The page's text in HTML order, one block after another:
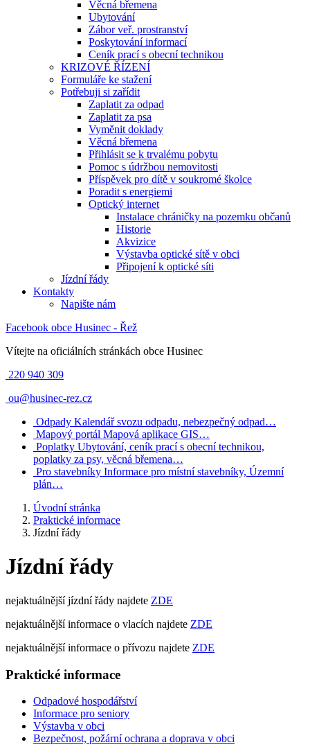
Věcná břemena
Ubytování
Zábor veř. prostranství
Poskytování informací
Ceník prací s obecní technikou
KRIZOVÉ ŘÍZENÍ
Formuláře ke stažení
Potřebuji si zařídit
Zaplatit za odpad
Zaplatit za psa
Vyměnit doklady
Věcná břemena
Přihlásit se k trvalému pobytu
Pomoc s údržbou nemovitosti
Příspěvek pro dítě v soukromé školce
Poradit s energiemi
Optický internet
Instalace chráničky na pozemku občanů
Historie
Akvizice
Výstavba optické sítě v obci
Připojení k optické síti
Jízdní řády
Kontakty
Napište nám
Facebook obce Husinec - Řež
Vítejte na oficiálních stránkách obce Husinec
220 940 309
ou@husinec-rez.cz
Odpady Kalendář svozu odpadu, nebezpečný odpad…
Mapový portál Mapová aplikace GIS…
Poplatky Ubytování, ceník prací s obecní technikou,
poplatky za psy, věcná břemena…
Pro stavebníky Informace pro místní stavebníky, Územní
plán…
Úvodní stránka
Praktické informace
Jízdní řády
Jízdní řády
nejaktuálnější jízdní řády najdete ZDE
nejaktuálnější informace o vlacích najdete ZDE
nejaktuálnější informace o přívozu najdete ZDE
Praktické informace
Odpadové hospodářství
Informace pro seniory
Výstavba v obci
Bezpečnost, požární ochrana a doprava v obci